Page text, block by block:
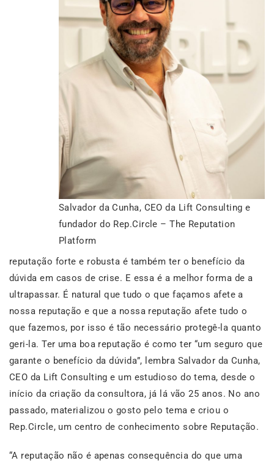
Salvador da Cunha, CEO da Lift Consulting e
fundador do Rep.Circle – The Reputation
Platform
reputação forte e robusta é também ter o benefício da
dúvida em casos de crise. E essa é a melhor forma de a
ultrapassar. É natural que tudo o que façamos afete a
nossa reputação e que a nossa reputação afete tudo o
que fazemos, por isso é tão necessário protegê-la quanto
geri-la. Ter uma boa reputação é como ter “um seguro que
garante o benefício da dúvida”, lembra Salvador da Cunha,
CEO da Lift Consulting e um estudioso do tema, desde o
início da criação da consultora, já lá vão 25 anos. No ano
passado, materializou o gosto pelo tema e criou o
Rep.Circle, um centro de conhecimento sobre Reputação.
“A reputação não é apenas consequência do que uma